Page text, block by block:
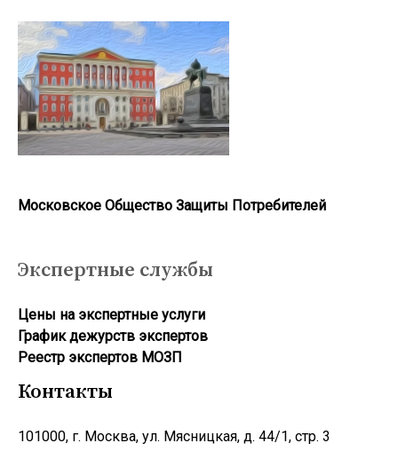
Московское Общество Защиты Потребителей
Экспертные службы
Цены на экспертные услуги
График дежурств экспертов
Реестр экcпертов МОЗП
Контакты
101000, г. Москва, ул. Мясницкая, д. 44/1, стр. 3